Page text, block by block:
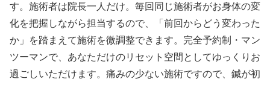
す。施術者は院長一人だけ。毎回同じ施術者がお身体の変
化を把握しながら担当するので、「前回からどう変わった
か」を踏まえて施術を微調整できます。完全予約制・マン
ツーマンで、あなただけのリセット空間としてゆっくりお
過ごしいただけます。痛みの少ない施術ですので、鍼が初